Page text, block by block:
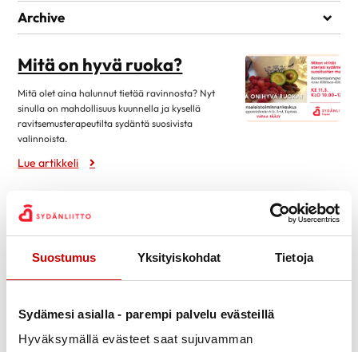
Suostumus Yksityiskohdat Tietoja
Sydämesi asialla - parempi palvelu evästeillä
Hyväksymällä evästeet saat sujuvamman
Ei kategorioita
Archive
maaliskuu 2026 3
helmikuu 2026 3
tammikuu 2026 1
lokakuu 2025
syyskuu 2025
maaliskuu 2025 1
huhtikuu 2024
maaliskuu 2024
Mitä on hyvä ruoka?
Mitä olet aina halunnut tietää ravinnosta? Nyt
sinulla on mahdollisuus kuunnella ja kysellä
ravitsemusterapeutilta sydäntä suosivista
valinnoista.
Lue artikkeli
16.00. Sääntömääräiset asiat. Ilmoittaudu
Perjantaina patikoidaan!